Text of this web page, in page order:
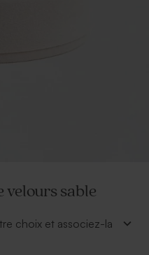
velours sable
choix et associez-la